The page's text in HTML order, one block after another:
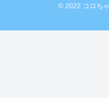
© 2022 コロち